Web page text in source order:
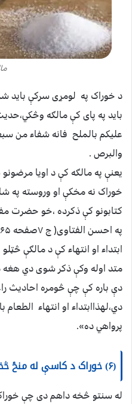
د خوراک په لومړی سرکې باید
باید په پای کې مالګه
علیکم بالملح فانه شفاء من
والبرص .
یعنې په مالګه کې د اویا
خوراک نه مخکې او وروسته په
کتابونو کې ذکرده ،خو حضرت
ابتداء او انتهاء کې د مالګې
متد اوله وکې ذکر شوی دي
دې باره کې چې څومره احادیث
دي،لهذاابتداء او انتهاء
پرواهي ده».
(۶) خوراک د کاسې له منځ څخه مکوئ:
له سنتو څخه داهم دی چې